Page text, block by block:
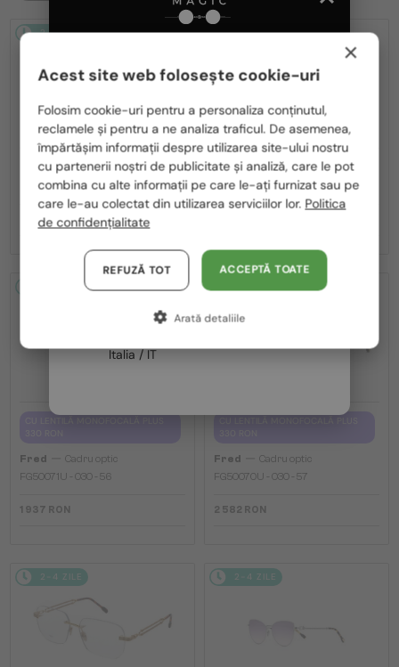
2-4 ZILE
Fred—Ochelari de soare
FG40066U - 30W - 60
2 496 RON
2-4 ZILE
Fred—Ochelari de soare
FG40064U - 30G - 59
Fred
Cadru optic
FG50071U - 030 - 56
1 937 RON
Fred
Cadru optic
FG50070U - 030 - 57
2 582 RON
2-4 ZILE 2-4 ZILE
România / RO
Polska / PL
Magyarország / HU
United Arab Emirates / EN
Austria / AT
Germania / DE
Franța / FR
Italia / IT
×
Acest site web folosește cookie-uri
Folosim cookie-uri pentru a personaliza conținutul,
reclamele și pentru a ne analiza traficul. De asemenea,
împărtășim informații despre utilizarea site-ului nostru
cu partenerii noștri de publicitate și analiză, care le pot
combina cu alte informații pe care le-ați furnizat sau pe
care le-au colectat din utilizarea serviciilor lor. Politica
de confidențialitate
ACCEPTĂ TOATE
REFUZĂ TOT
Arată detaliile